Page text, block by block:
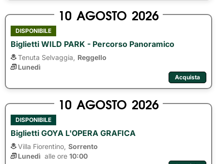
10 AGOSTO 2026
DISPONIBILE
Biglietti WILD PARK - Percorso Panoramico
Tenuta Selvaggia,
Reggello
Lunedì
Acquista
10 AGOSTO 2026
DISPONIBILE
Biglietti GOYA L'OPERA GRAFICA
Villa Fiorentino, Sorrento
Lunedì alle ore 10:00